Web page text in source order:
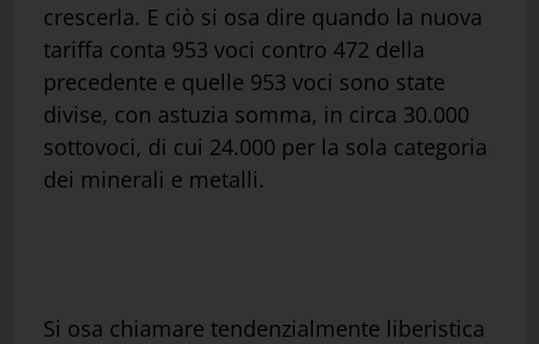
crescerla. E ciò si osa dire quando la nuova
tariffa conta 953 voci contro 472 della
precedente e quelle 953 voci sono state
divise, con astuzia somma, in circa 30.000
sottovoci, di cui 24.000 per la sola categoria
dei minerali e metalli.
Si osa chiamare tendenzialmente liberistica